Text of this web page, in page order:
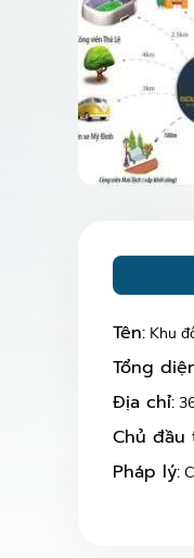
Tên: Khu
Tổng
Địa chỉ:
Chủ đầu
Pháp lý: